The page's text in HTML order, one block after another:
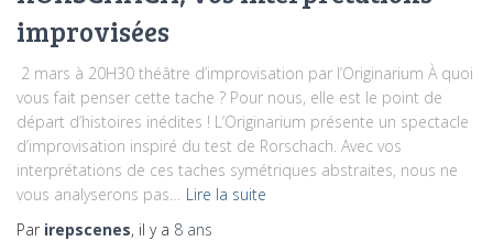
improvisées
2 mars à 20H30 théâtre d’improvisation par l’Originarium À quoi
vous fait penser cette tache ? Pour nous, elle est le point de
départ d’histoires inédites ! L’Originarium présente un spectacle
d’improvisation inspiré du test de Rorschach. Avec vos
interprétations de ces taches symétriques abstraites, nous ne
vous analyserons pas… Lire la suite
Par irepscenes, il y a 8 ans